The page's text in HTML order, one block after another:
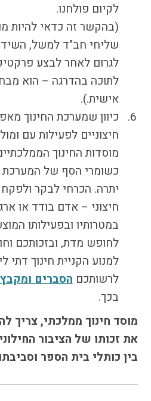
לקיום פולחנו.
(בהקשר זה כדאי להיות
שליחי חב"ד למשל,
לגרום לאחר לבצע
לתוכה בהדרגה – הוא
אישית.).
כיוון שמערכת החינוך
חיצוניים לפעילות עם
מוסדות החינוך
כשומרי הסף של
יתרה. הכרחי לבקר
חיצוני – אדם בודד או
במטרותיו ובפעילותו
לחופש מדת, ובזכותכם
למנוע הקניית חינוך דתי
לרשותכם הסברים
בכך.
מוסד חינוך ממלכתי, צריך
את זכותו של הציבור
בין כותלי בית הספר